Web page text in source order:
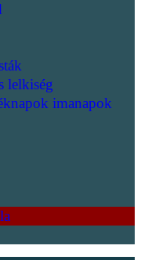
lelkiség
imanapok